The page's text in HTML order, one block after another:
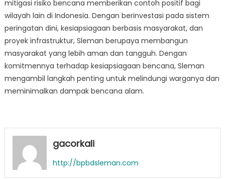
mitigasi risiko bencana memberikan contoh positif bagi
wilayah lain di Indonesia. Dengan berinvestasi pada sistem
peringatan dini, kesiapsiagaan berbasis masyarakat, dan
proyek infrastruktur, Sleman berupaya membangun
masyarakat yang lebih aman dan tangguh. Dengan
komitmennya terhadap kesiapsiagaan bencana, Sleman
mengambil langkah penting untuk melindungi warganya dan
meminimalkan dampak bencana alam.
gacorkali
http://bpbdsleman.com